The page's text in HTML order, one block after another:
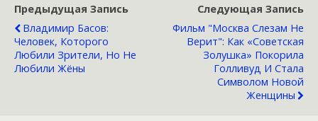
Предыдущая Запись
Владимир Басов:
Человек, Которого
Любили Зрители, Но Не
Любили Жёны
Следующая Запись
Фильм "Москва Слезам Не
Верит": Как «советская
Золушка» Покорила
Голливуд И Стала
Символом Новой
Женщины